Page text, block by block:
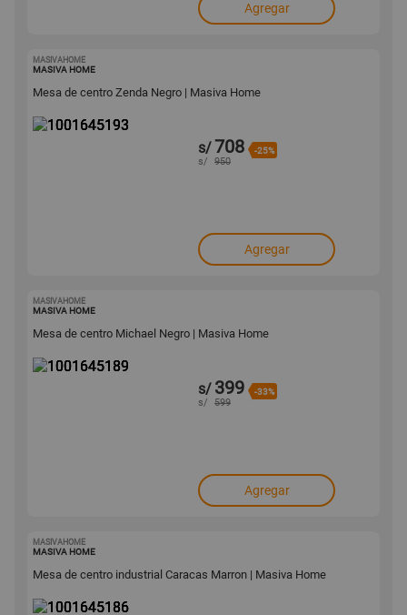
Agregar
MASIVAHOME
MASIVA HOME
Mesa de centro Zenda Negro | Masiva Home
s/708 -25%
s/ 950
Agregar
MASIVAHOME
MASIVA HOME
Mesa de centro Michael Negro | Masiva Home
s/ 399 -33%
s/ 599
Agregar
MASIVAHOME
MASIVA HOME
Mesa de centro industrial Caracas Marron | Masiva Home